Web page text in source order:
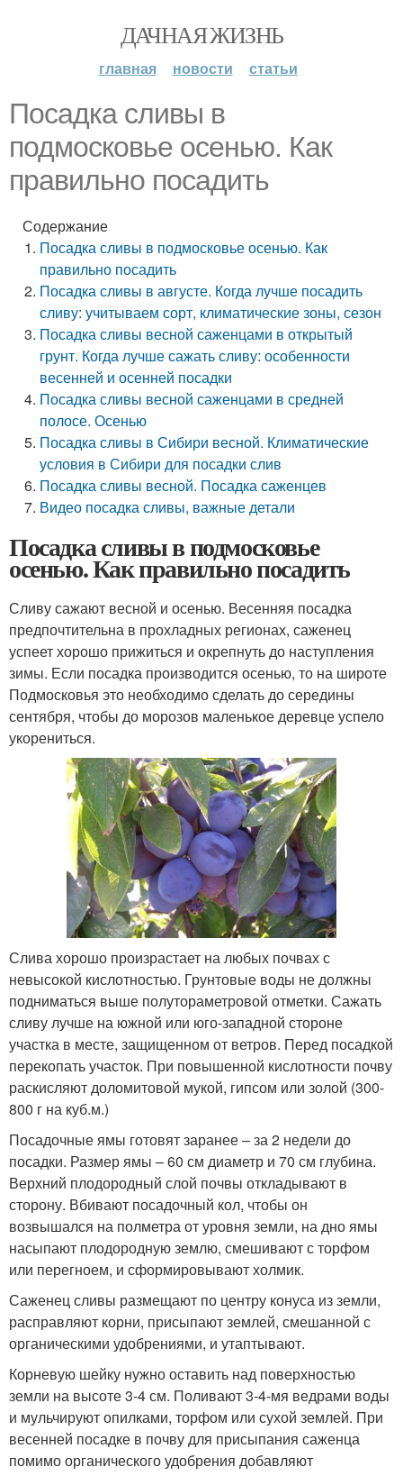
ДАЧНАЯ ЖИЗНЬ
главная новости статьи
Посадка сливы в
подмосковье осенью. Как
правильно посадить
Содержание
Посадка сливы в подмосковье осенью. Как
правильно посадить
Посадка сливы в августе. Когда лучше посадить
сливу: учитываем сорт, климатические зоны, сезон
Посадка сливы весной саженцами в открытый
грунт. Когда лучше сажать сливу: особенности
весенней и осенней посадки
Посадка сливы весной саженцами в средней
полосе. Осенью
Посадка сливы в Сибири весной. Климатические
условия в Сибири для посадки слив
Посадка сливы весной. Посадка саженцев
Видео посадка сливы, важные детали
Посадка сливы в подмосковье
осенью. Как правильно посадить
Сливу сажают весной и осенью. Весенняя посадка
предпочтительна в прохладных регионах, саженец
успеет хорошо прижиться и окрепнуть до наступления
зимы. Если посадка производится осенью, то на широте
Подмосковья это необходимо сделать до середины
сентября, чтобы до морозов маленькое деревце успело
укорениться.
Слива хорошо произрастает на любых почвах с
невысокой кислотностью. Грунтовые воды не должны
подниматься выше полутораметровой отметки. Сажать
сливу лучше на южной или юго-западной стороне
участка в месте, защищенном от ветров. Перед посадкой
перекопать участок. При повышенной кислотности почву
раскисляют доломитовой мукой, гипсом или золой (300-
800 г на куб.м.)
Посадочные ямы готовят заранее – за 2 недели до
посадки. Размер ямы – 60 см диаметр и 70 см глубина.
Верхний плодородный слой почвы откладывают в
сторону. Вбивают посадочный кол, чтобы он
возвышался на полметра от уровня земли, на дно ямы
насыпают плодородную землю, смешивают с торфом
или перегноем, и сформировывают холмик.
Саженец сливы размещают по центру конуса из земли,
расправляют корни, присыпают землей, смешанной с
органическими удобрениями, и утаптывают.
Корневую шейку нужно оставить над поверхностью
земли на высоте 3-4 см. Поливают 3-4-мя ведрами воды
и мульчируют опилками, торфом или сухой землей. При
весенней посадке в почву для присыпания саженца
помимо органического удобрения добавляют